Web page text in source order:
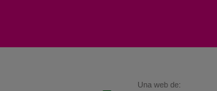
Una web de: